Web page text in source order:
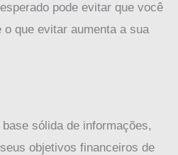
pode evitar que você
que evitar aumenta a sua
sólida de informações,
objetivos financeiros de